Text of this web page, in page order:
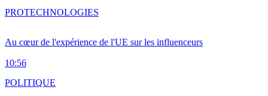
Au cœur de l'expérience de l'UE sur les influenceurs
10:56
PROTECHNOLOGIES
POLITIQUE